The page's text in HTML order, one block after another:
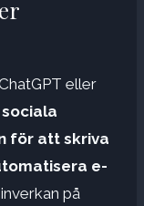
eller
för att skriva
e-
på